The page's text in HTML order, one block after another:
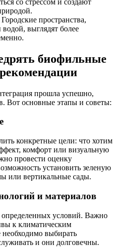
пространства,
выглядят более
биофильные
прошла успешно,
Вот основные этапы и советы:
конкретные цели: что хотим
комфорт или визуальную
провести оценку
установить зеленую
или вертикальные сады.
и материалов
определенных условий. Важно
к климатическим
выбирать
и они долговечны.